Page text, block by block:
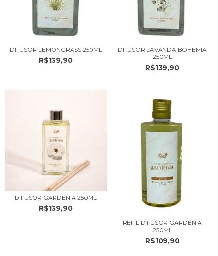
DIFUSOR LEMONGRASS 250ML
R$139,90
DIFUSOR LAVANDA BOHEMIA
250ML
R$139,90
DIFUSOR GARDÊNIA 250ML
R$139,90
REFIL DIFUSOR GARDÊNIA
250ML
R$109,90